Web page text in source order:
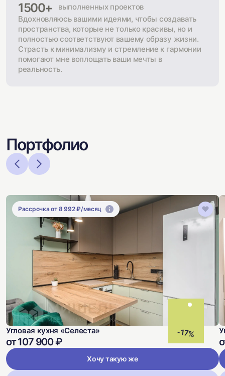
1500+
выполненных проектов
Вдохновляюсь вашими идеями, чтобы создавать
пространства, которые не только красивы, но и
полностью соответствуют вашему образу жизни.
Страсть к минимализму и стремление к гармонии
помогают мне воплощать ваши мечты в
реальность.
Портфолио
Рассрочка от 8 992 ₽/месяц
-17%
Угловая кухня «Селеста»
от 107 900 ₽
Хочу такую же